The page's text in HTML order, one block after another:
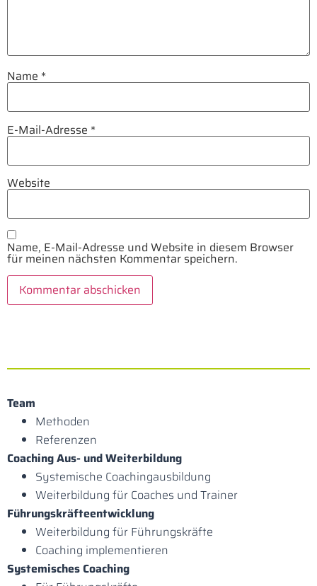
Name *
E-Mail-Adresse *
Website
Name, E-Mail-Adresse und Website in diesem Browser
für meinen nächsten Kommentar speichern.
Team
Methoden
Referenzen
Coaching Aus- und Weiterbildung
Systemische Coachingaus­bildung
Weiterbildung für Coaches und Trainer
Führungskräfte­entwicklung
Weiterbildung für Führungskräfte
Coaching implementieren
Systemisches Coaching